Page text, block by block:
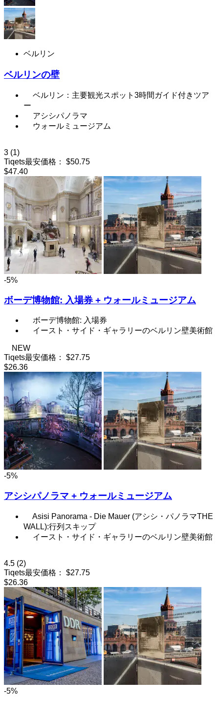
ベルリン
ベルリンの壁
ベルリン：主要観光スポット3時間ガイド付きツア
ー
アシシパノラマ
ウォールミュージアム
3 (1)
Tiqets最安価格：
$50.75
$47.40
-5%
ボーデ博物館: 入場券 + ウォールミュージアム
ボーデ博物館: 入場券
イースト・サイド・ギャラリーのベルリン壁美術館
NEW
Tiqets最安価格：
$27.75
$26.36
-5%
アシシパノラマ + ウォールミュージアム
Asisi Panorama - Die Mauer (アシシ・パノラマTHE
WALL):行列スキップ
イースト・サイド・ギャラリーのベルリン壁美術館
4.5 (2)
Tiqets最安価格：
$27.75
$26.36
-5%